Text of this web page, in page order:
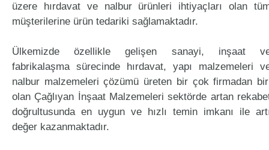
üzere hırdavat ve nalbur ürünleri ihtiyaçları olan
müşterilerine ürün tedariki sağlamaktadır.
Ülkemizde özellikle gelişen sanayi, inşaat
fabrikalaşma sürecinde hırdavat, yapı malzemeleri
nalbur malzemeleri çözümü üreten bir çok firmadan
olan Çağlıyan İnşaat Malzemeleri sektörde artan
doğrultusunda en uygun ve hızlı temin imkanı ile
değer kazanmaktadır.